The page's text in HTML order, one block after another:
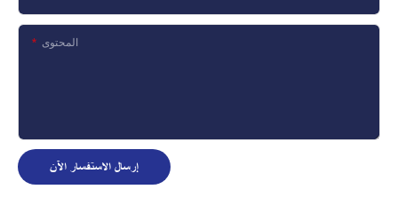
المحتوى
إرسال الاستفسار الآن